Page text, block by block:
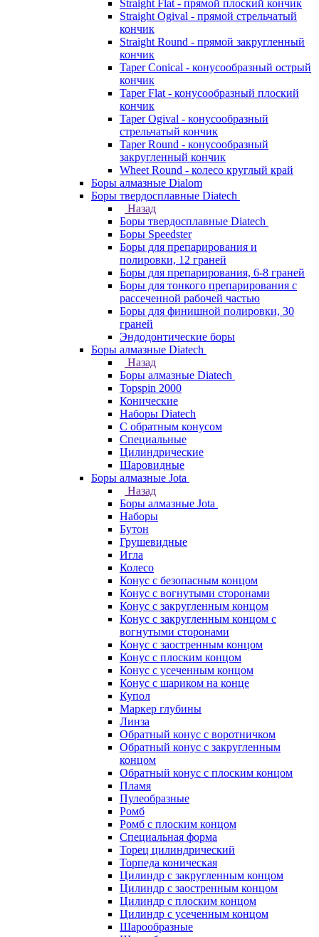
Straight Flat - прямой плоский кончик
Straight Ogival - прямой стрельчатый
кончик
Straight Round - прямой закругленный
кончик
Taper Conical - конусообразный острый
кончик
Taper Flat - конусообразный плоский
кончик
Taper Ogival - конусообразный
стрельчатый кончик
Taper Round - конусообразный
закругленный кончик
Wheet Round - колесо круглый край
Боры алмазные Dialom
Боры твердосплавные Diatech
Назад
Боры твердосплавные Diatech
Боры Speedster
Боры для препарирования и
полировки, 12 граней
Боры для препарирования, 6-8 граней
Боры для тонкого препарирования с
рассеченной рабочей частью
Боры для финишной полировки, 30
граней
Эндодонтические боры
Боры алмазные Diatech
Назад
Боры алмазные Diatech
Topspin 2000
Конические
Наборы Diatech
С обратным конусом
Специальные
Цилиндрические
Шаровидные
Боры алмазные Jota
Назад
Боры алмазные Jota
Наборы
Бутон
Грушевидные
Игла
Колесо
Конус с безопасным концом
Конус с вогнутыми сторонами
Конус с закругленным концом
Конус с закругленным концом с
вогнутыми сторонами
Конус с заостренным концом
Конус с плоским концом
Конус с усеченным концом
Конус с шариком на конце
Купол
Маркер глубины
Линза
Обратный конус с воротничком
Обратный конус с закругленным
концом
Обратный конус с плоским концом
Пламя
Пулеобразные
Ромб
Ромб с плоским концом
Специальная форма
Торец цилиндрический
Торпеда коническая
Цилиндр с закругленным концом
Цилиндр с заостренным концом
Цилиндр с плоским концом
Цилиндр с усеченным концом
Шарообразные